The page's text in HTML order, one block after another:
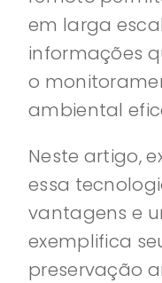
em larga
informações
o
ambiental
Neste artigo,
essa
vantagens e
exemplifica
preservação